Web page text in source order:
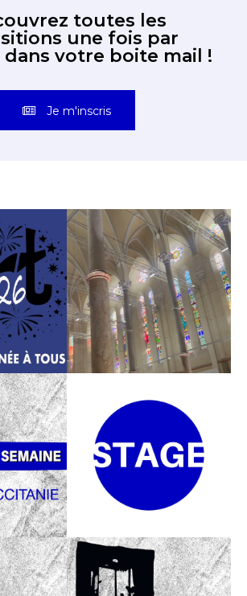
toutes les
une fois par
dans votre boite mail !
Je m'inscris